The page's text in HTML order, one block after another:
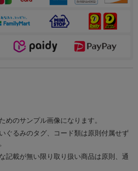
めのサンプル画像になります。
ぐるみのタグ、コード類は原則付属せず
記載が無い限り取り扱い商品は原則、通